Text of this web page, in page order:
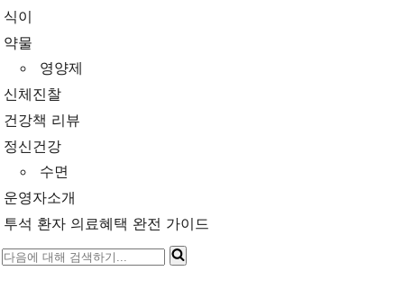
식이
약물
영양제
신체진찰
건강책 리뷰
정신건강
수면
운영자소개
투석 환자 의료혜택 완전 가이드
다